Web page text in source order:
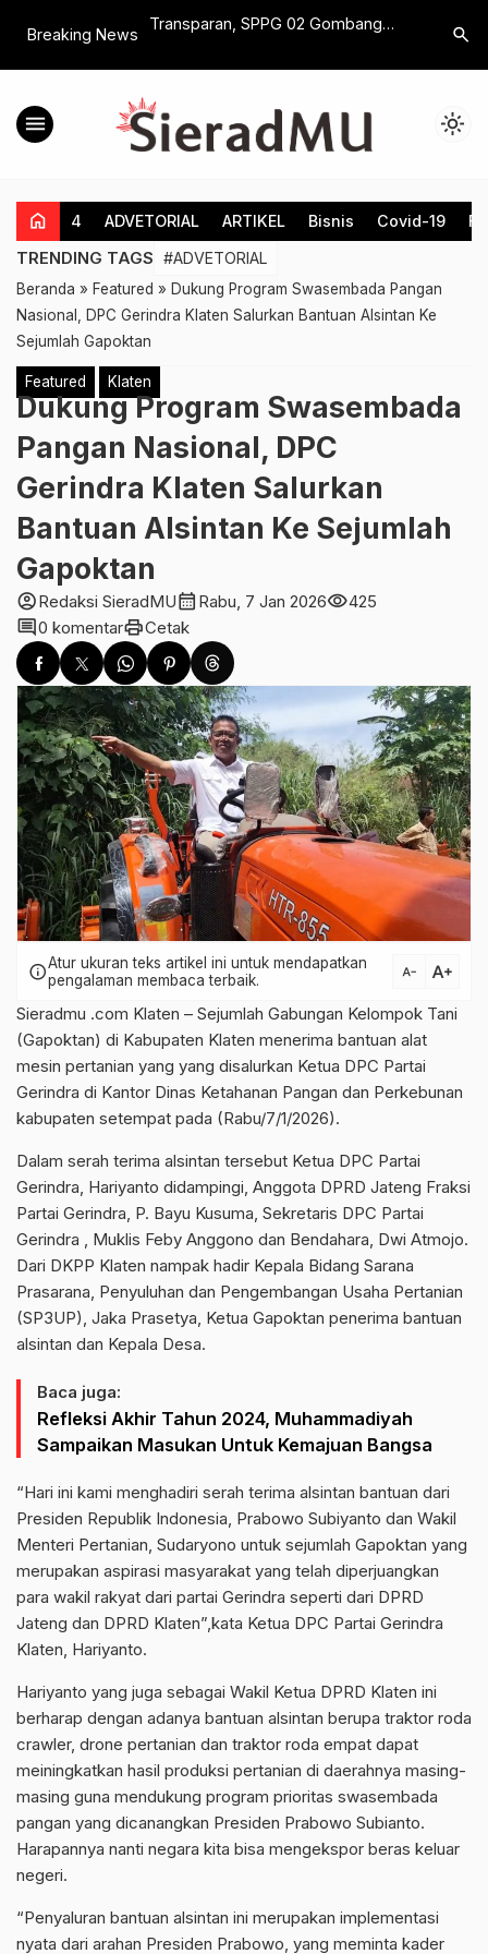
Breaking News
Gerindra
Transparan, SPPG 02 Gombang
MBG, Hasilnya Zero Zat Berbahaya
Perkuat
Gelar
search
menu light_mode
home 4 ADVETORIAL ARTIKEL Bisnis Covid-19
TRENDING TAGS #ADVETORIAL
Beranda » Featured » Dukung Program Swasembada Pangan
Nasional, DPC Gerindra Klaten Salurkan Bantuan Alsintan Ke
Sejumlah Gapoktan
Featured Klaten
Dukung Program Swasembada
Pangan Nasional, DPC
Gerindra Klaten Salurkan
Bantuan Alsintan Ke Sejumlah
Gapoktan
account_circleRedaksi SieradMUcalendar_month Rabu, 7 Jan 2026visibility425
comment0 komentarprintCetak
infoAtur ukuran teks artikel ini untuk mendapatkan
pengalaman membaca terbaik.
text_decrease text_increase
Sieradmu .com Klaten – Sejumlah Gabungan Kelompok Tani
(Gapoktan) di Kabupaten Klaten menerima bantuan alat
mesin pertanian yang yang disalurkan Ketua DPC Partai
Gerindra di Kantor Dinas Ketahanan Pangan dan Perkebunan
kabupaten setempat pada (Rabu/7/1/2026).
Dalam serah terima alsintan tersebut Ketua DPC Partai
Gerindra, Hariyanto didampingi, Anggota DPRD Jateng Fraksi
Partai Gerindra, P. Bayu Kusuma, Sekretaris DPC Partai
Gerindra , Muklis Feby Anggono dan Bendahara, Dwi Atmojo.
Dari DKPP Klaten nampak hadir Kepala Bidang Sarana
Prasarana, Penyuluhan dan Pengembangan Usaha Pertanian
(SP3UP), Jaka Prasetya, Ketua Gapoktan penerima bantuan
alsintan dan Kepala Desa.
Baca juga:
Refleksi Akhir Tahun 2024, Muhammadiyah
Sampaikan Masukan Untuk Kemajuan Bangsa
“Hari ini kami menghadiri serah terima alsintan bantuan dari
Presiden Republik Indonesia, Prabowo Subiyanto dan Wakil
Menteri Pertanian, Sudaryono untuk sejumlah Gapoktan yang
merupakan aspirasi masyarakat yang telah diperjuangkan
para wakil rakyat dari partai Gerindra seperti dari DPRD
Jateng dan DPRD Klaten”,kata Ketua DPC Partai Gerindra
Klaten, Hariyanto.
Hariyanto yang juga sebagai Wakil Ketua DPRD Klaten ini
berharap dengan adanya bantuan alsintan berupa traktor roda
crawler, drone pertanian dan traktor roda empat dapat
meiningkatkan hasil produksi pertanian di daerahnya masing-
masing guna mendukung program prioritas swasembada
pangan yang dicanangkan Presiden Prabowo Subianto.
Harapannya nanti negara kita bisa mengekspor beras keluar
negeri.
“Penyaluran bantuan alsintan ini merupakan implementasi
nyata dari arahan Presiden Prabowo, yang meminta kader